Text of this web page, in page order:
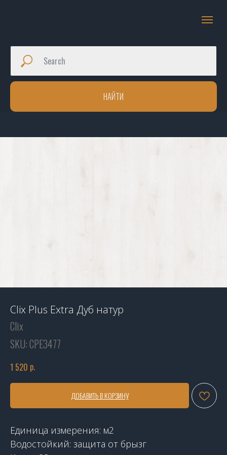
НАЙТИ
Clix Plus Extra Дуб натур
Clix
SKU:CPE3477
1 520 р.
ДОБАВИТЬ В КОРЗИНУ
Единица измерения: м2
Водостойкий: защита от брызг